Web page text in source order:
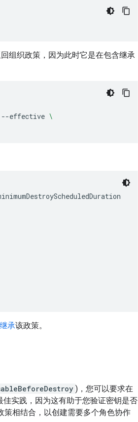
组织政策，因为此时它是在包含继承
--effective \
继承该政策。
)，您可以要求在
实践，因为这有助于您验证密钥是否
策相结合，以创建需要多个角色协作